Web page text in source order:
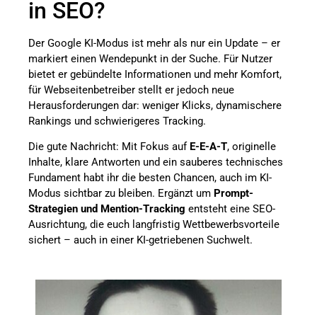
in SEO?
Der Google KI-Modus ist mehr als nur ein Update – er
markiert einen Wendepunkt in der Suche. Für Nutzer
bietet er gebündelte Informationen und mehr Komfort,
für Webseitenbetreiber stellt er jedoch neue
Herausforderungen dar: weniger Klicks, dynamischere
Rankings und schwierigeres Tracking.
Die gute Nachricht: Mit Fokus auf E-E-A-T, originelle
Inhalte, klare Antworten und ein sauberes technisches
Fundament habt ihr die besten Chancen, auch im KI-
Modus sichtbar zu bleiben. Ergänzt um Prompt-
Strategien und Mention-Tracking entsteht eine SEO-
Ausrichtung, die euch langfristig Wettbewerbsvorteile
sichert – auch in einer KI-getriebenen Suchwelt.